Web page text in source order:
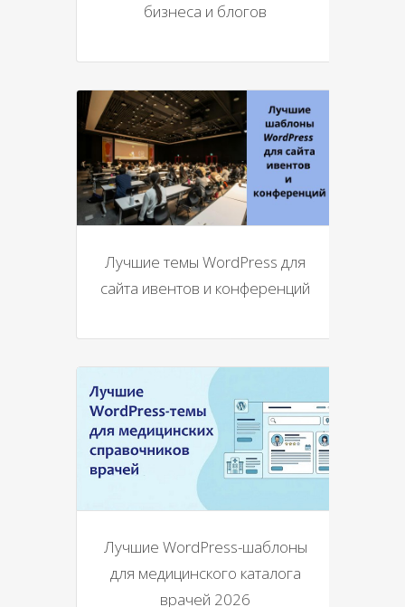
бизнеса и блогов
Лучшие темы WordPress для
сайта ивентов и конференций
Лучшие WordPress-шаблоны
для медицинского каталога
врачей 2026